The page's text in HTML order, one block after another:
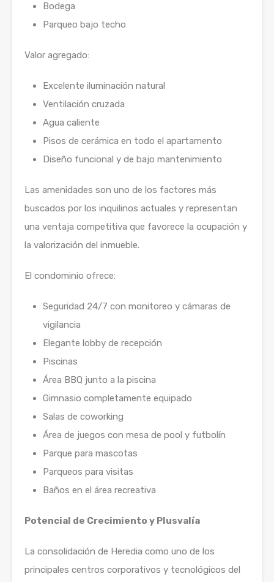
Bodega
Parqueo bajo techo
Valor agregado:
Excelente iluminación natural
Ventilación cruzada
Agua caliente
Pisos de cerámica en todo el apartamento
Diseño funcional y de bajo mantenimiento
Las amenidades son uno de los factores más
buscados por los inquilinos actuales y representan
una ventaja competitiva que favorece la ocupación y
la valorización del inmueble.
El condominio ofrece:
Seguridad 24/7 con monitoreo y cámaras de
vigilancia
Elegante lobby de recepción
Piscinas
Área BBQ junto a la piscina
Gimnasio completamente equipado
Salas de coworking
Área de juegos con mesa de pool y futbolín
Parque para mascotas
Parqueos para visitas
Baños en el área recreativa
Potencial de Crecimiento y Plusvalía
La consolidación de Heredia como uno de los
principales centros corporativos y tecnológicos del